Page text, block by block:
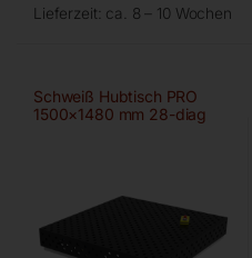
Lieferzeit: ca. 8 – 10 Wochen
Schweiß Hubtisch PRO
1500×1480 mm 28-diag